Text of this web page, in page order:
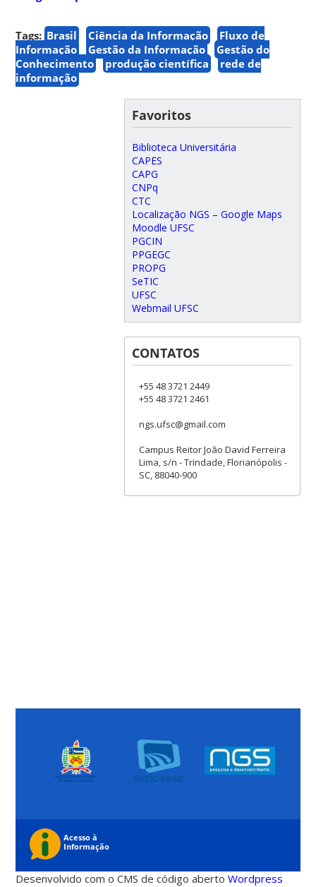
Tags: Brasil Ciência da Informação
Fluxo de
Informação
Gestão da Informação
Gestão do
Conhecimento
produção científica
rede de
informação
Favoritos
Biblioteca Universitária
CAPES
CAPG
CNPq
CTC
Localização NGS – Google Maps
Moodle UFSC
PGCIN
PPGEGC
PROPG
SeTIC
UFSC
Webmail UFSC
CONTATOS
+55 48 3721 2449
+55 48 3721 2461
ngs.ufsc@gmail.com
Campus Reitor João David Ferreira
Lima, s/n - Trindade, Florianópolis -
SC, 88040-900
Desenvolvido com o CMS de código abertoWordpress